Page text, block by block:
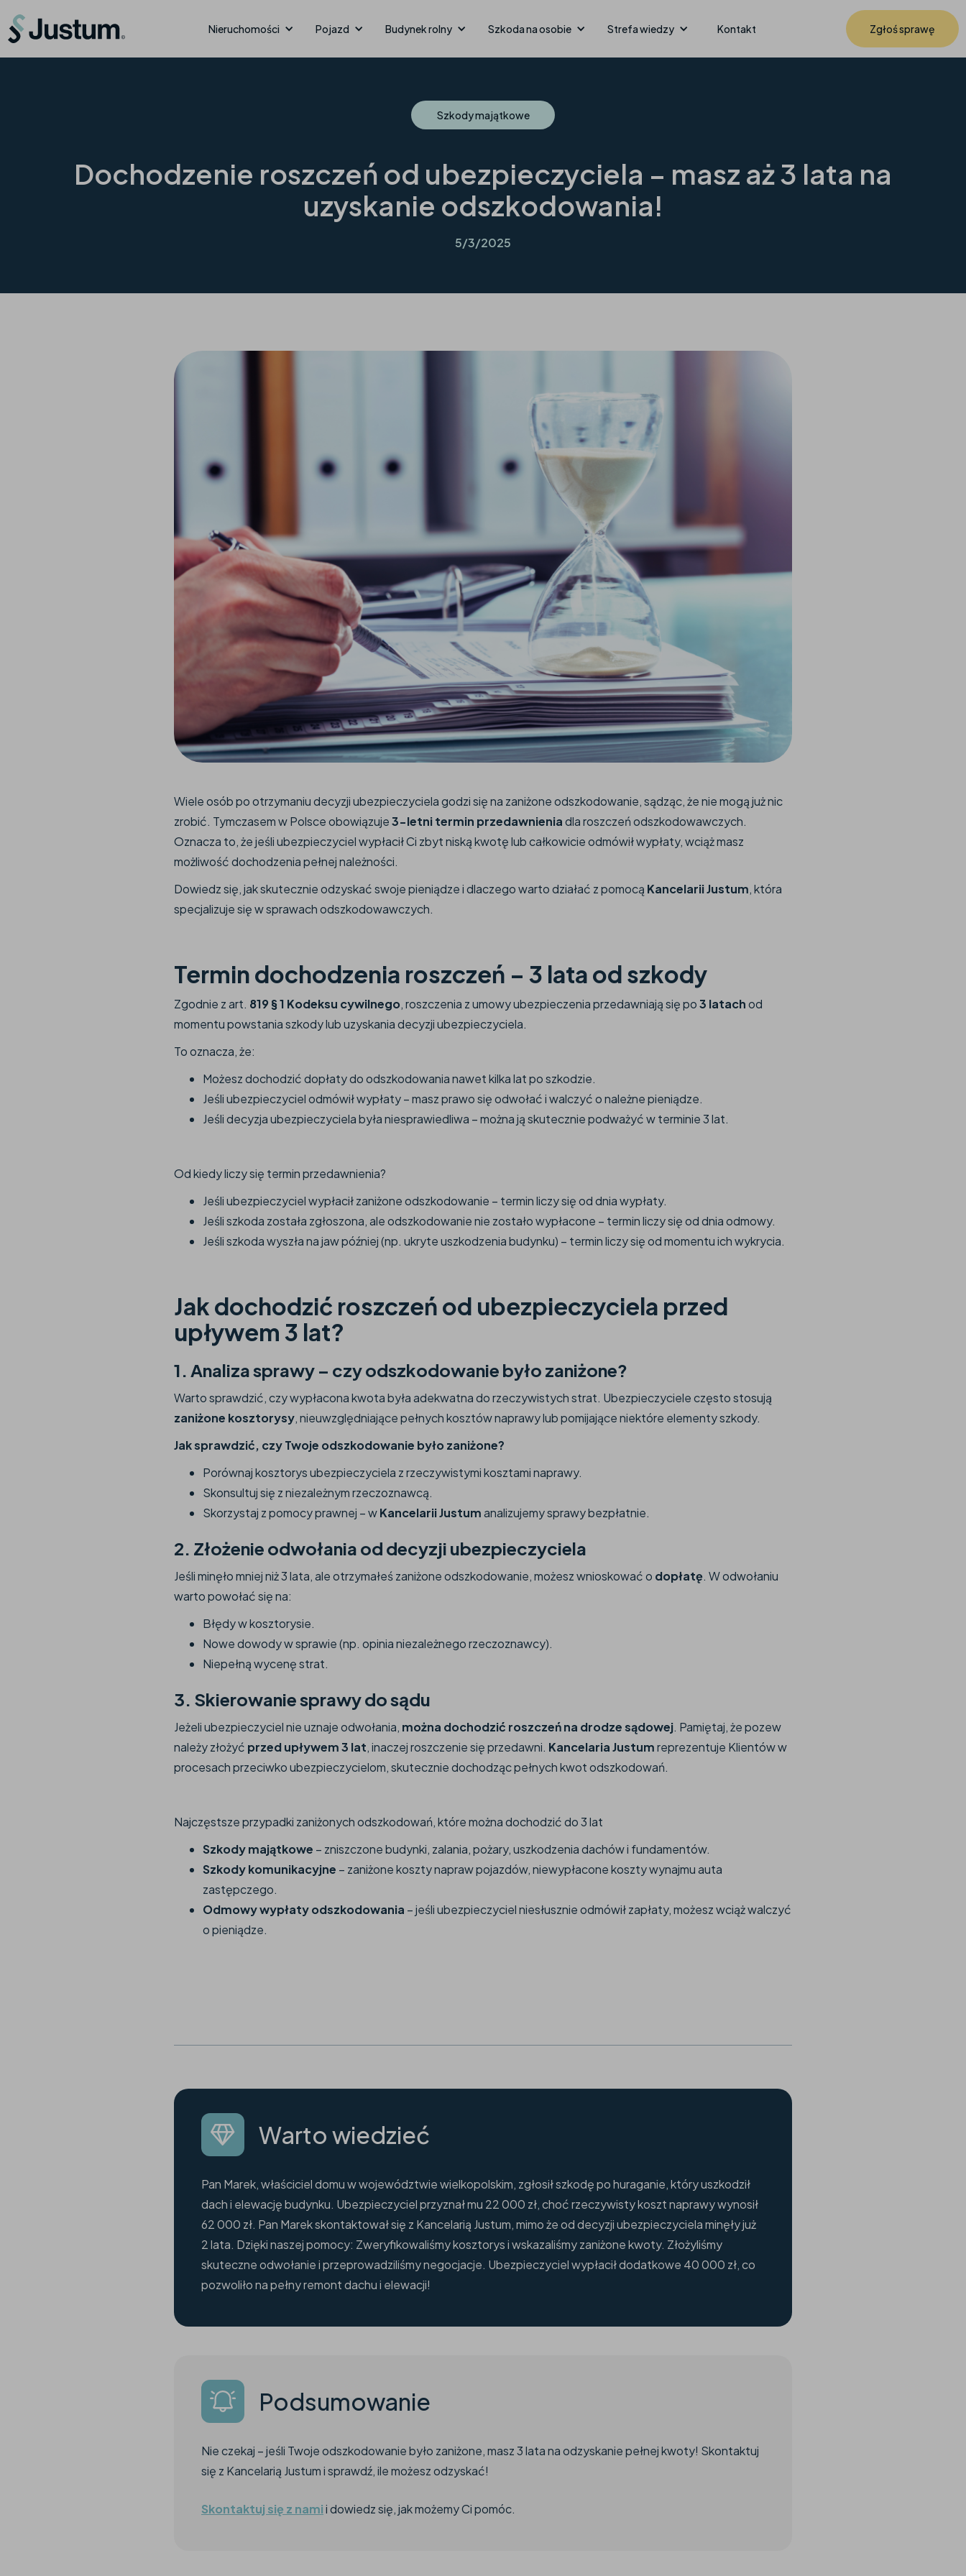
Nieruchomości Pojazd Budynek rolny Szkoda na osobie Strefa wiedzy Kontakt Zgłoś sprawę
Szkody majątkowe
Dochodzenie roszczeń od ubezpieczyciela – masz aż 3 lata na
uzyskanie odszkodowania!
5/3/2025
Wiele osób po otrzymaniu decyzji ubezpieczyciela godzi się na zaniżone odszkodowanie, sądząc, że nie mogą już nic
zrobić. Tymczasem w Polsce obowiązuje3-letni termin przedawnieniadla roszczeń odszkodowawczych.
Oznacza to, że jeśli ubezpieczyciel wypłacił Ci zbyt niską kwotę lub całkowicie odmówił wypłaty, wciąż masz
możliwość dochodzenia pełnej należności.
Dowiedz się, jak skutecznie odzyskać swoje pieniądze i dlaczego warto działać z pomocą Kancelarii Justum, która
specjalizuje się w sprawach odszkodowawczych.
Termin dochodzenia roszczeń – 3 lata od szkody
Zgodnie z art. 819 § 1 Kodeksu cywilnego, roszczenia z umowy ubezpieczenia przedawniają się po3 latachod
momentu powstania szkody lub uzyskania decyzji ubezpieczyciela.
To oznacza, że:
Możesz dochodzić dopłaty do odszkodowania nawet kilka lat po szkodzie.
Jeśli ubezpieczyciel odmówił wypłaty – masz prawo się odwołać i walczyć o należne pieniądze.
Jeśli decyzja ubezpieczyciela była niesprawiedliwa – można ją skutecznie podważyć w terminie 3 lat.
Od kiedy liczy się termin przedawnienia?
Jeśli ubezpieczyciel wypłacił zaniżone odszkodowanie – termin liczy się od dnia wypłaty.
Jeśli szkoda została zgłoszona, ale odszkodowanie nie zostało wypłacone – termin liczy się od dnia odmowy.
Jeśli szkoda wyszła na jaw później (np. ukryte uszkodzenia budynku) – termin liczy się od momentu ich wykrycia.
Jak dochodzić roszczeń od ubezpieczyciela przed
upływem 3 lat?
1. Analiza sprawy – czy odszkodowanie było zaniżone?
Warto sprawdzić, czy wypłacona kwota była adekwatna do rzeczywistych strat. Ubezpieczyciele często stosują
zaniżone kosztorysy, nieuwzględniające pełnych kosztów naprawy lub pomijające niektóre elementy szkody.
Jak sprawdzić, czy Twoje odszkodowanie było zaniżone?
Porównaj kosztorys ubezpieczyciela z rzeczywistymi kosztami naprawy.
Skonsultuj się z niezależnym rzeczoznawcą.
Skorzystaj z pomocy prawnej – wKancelarii Justumanalizujemy sprawy bezpłatnie.
2. Złożenie odwołania od decyzji ubezpieczyciela
Jeśli minęło mniej niż 3 lata, ale otrzymałeś zaniżone odszkodowanie, możesz wnioskować o dopłatę. W odwołaniu
warto powołać się na:
Błędy w kosztorysie.
Nowe dowody w sprawie (np. opinia niezależnego rzeczoznawcy).
Niepełną wycenę strat.
3. Skierowanie sprawy do sądu
Jeżeli ubezpieczyciel nie uznaje odwołania, można dochodzić roszczeń na drodze sądowej. Pamiętaj, że pozew
należy złożyć przed upływem 3 lat, inaczej roszczenie się przedawni. Kancelaria Justumreprezentuje Klientów w
procesach przeciwko ubezpieczycielom, skutecznie dochodząc pełnych kwot odszkodowań.
Najczęstsze przypadki zaniżonych odszkodowań, które można dochodzić do 3 lat
Szkody majątkowe – zniszczone budynki, zalania, pożary, uszkodzenia dachów i fundamentów.
Szkody komunikacyjne – zaniżone koszty napraw pojazdów, niewypłacone koszty wynajmu auta
zastępczego.
Odmowy wypłaty odszkodowania – jeśli ubezpieczyciel niesłusznie odmówił zapłaty, możesz wciąż walczyć
o pieniądze.
Warto wiedzieć
Pan Marek, właściciel domu w województwie wielkopolskim, zgłosił szkodę po huraganie, który uszkodził
dach i elewację budynku. Ubezpieczyciel przyznał mu 22 000 zł, choć rzeczywisty koszt naprawy wynosił
62 000 zł. Pan Marek skontaktował się z Kancelarią Justum, mimo że od decyzji ubezpieczyciela minęły już
2 lata. Dzięki naszej pomocy: Zweryfikowaliśmy kosztorys i wskazaliśmy zaniżone kwoty. Złożyliśmy
skuteczne odwołanie i przeprowadziliśmy negocjacje. Ubezpieczyciel wypłacił dodatkowe 40 000 zł, co
pozwoliło na pełny remont dachu i elewacji!
Podsumowanie
Nie czekaj – jeśli Twoje odszkodowanie było zaniżone, masz 3 lata na odzyskanie pełnej kwoty! Skontaktuj
się z Kancelarią Justum i sprawdź, ile możesz odzyskać!
Skontaktuj się z namii dowiedz się, jak możemy Ci pomóc.